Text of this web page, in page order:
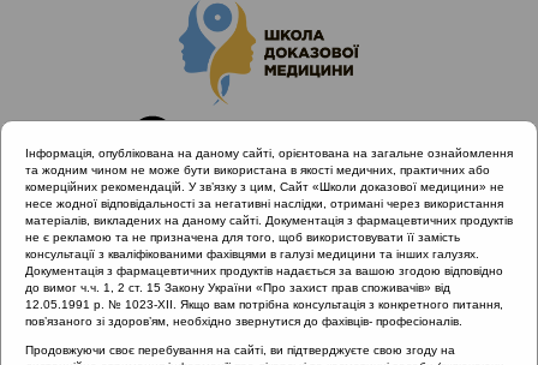
Головна Нормативні документи
Рубрика:
Хронічні риносинусити
Інформація, опублікована на даному сайті, орієнтована на загальне ознайомлення
та жодним чином не може бути використана в якості медичних, практичних або
комерційних рекомендацій. У зв’язку з цим, Сайт «Школи доказової медицини» не
несе жодної відповідальності за негативні наслідки, отримані через використання
матеріалів, викладених на даному сайті. Документація з фармацевтичних продуктів
не є рекламою та не призначена для того, щоб використовувати її замість
консультації з кваліфікованими фахівцями в галузі медицини та інших галузях.
Документація з фармацевтичних продуктів надається за вашою згодою відповідно
до вимог ч.ч. 1, 2 ст. 15 Закону України «Про захист прав споживачів» від
12.05.1991 р. № 1023-XII. Якщо вам потрібна консультація з конкретного питання,
пов’язаного зі здоров’ям, необхідно звернутися до фахівців- професіоналів.
Продовжуючи своє перебування на сайті, ви підтверджуєте свою згоду на